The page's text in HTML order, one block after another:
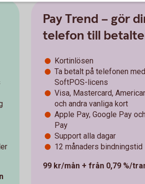
Pay Trend – gör
telefon till
Kortinlösen
Ta betalt på telefonen
SoftPOS-licens
Visa, Mastercard,
och andra vanliga kort
Apple Pay, Google Pay
Pay
Support alla dagar
12 månaders bindningstid
99 kr/mån + från 0,79 %/